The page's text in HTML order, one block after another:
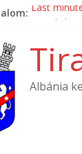
Last
La
Tirana
Albánia